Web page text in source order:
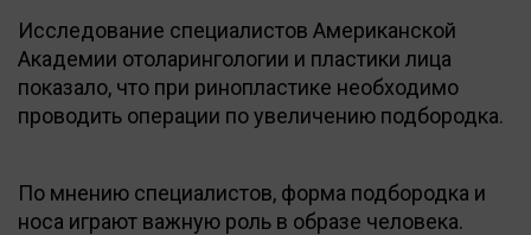
Исследование специалистов Американской
Академии отоларингологии и пластики лица
показало, что при ринопластике необходимо
проводить операции по увеличению подбородка.
По мнению специалистов, форма подбородка и
носа играют важную роль в образе человека.